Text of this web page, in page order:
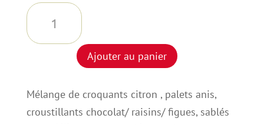
quantité
de
ASSORTIMENT
(250
G)
Ajouter au panier
Mélange de croquants citron , palets anis,
croustillants chocolat/ raisins/ figues, sablés